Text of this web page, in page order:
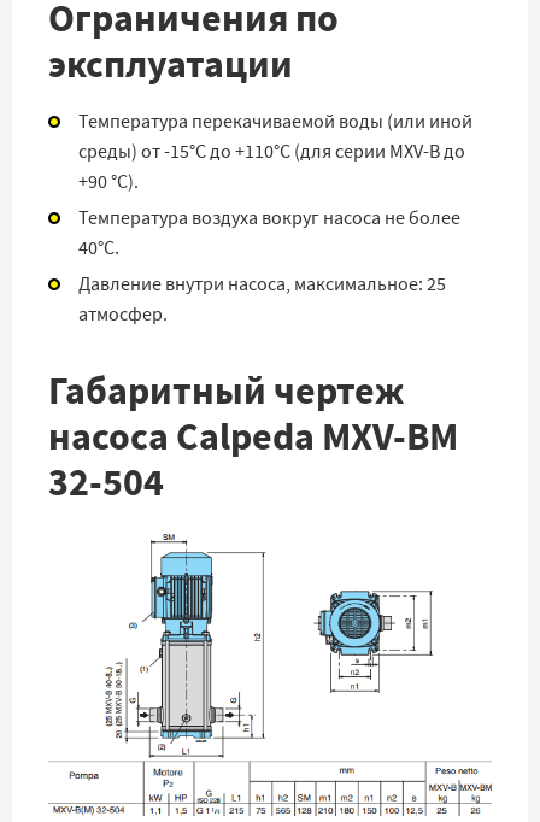
Ограничения по
эксплуатации
Температура перекачиваемой воды (или иной
среды) от -15°С до +110°С (для серии MXV-B до
+90 °С).
Температура воздуха вокруг насоса не более
40°С.
Давление внутри насоса, максимальное: 25
атмосфер.
Габаритный чертеж
насоса Calpeda MXV-BM
32-504